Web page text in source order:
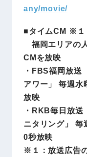
any/movie/
■タイムCM ※１
福岡エリアの
CMを放映
・FBS福岡放送
アワー」 毎週水
放映
・RKB毎日放送
ニタリング」
0秒放映
※１：放送広告